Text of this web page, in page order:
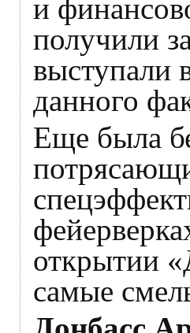
и
получили
выступали
данного
Еще была
открытии
самые